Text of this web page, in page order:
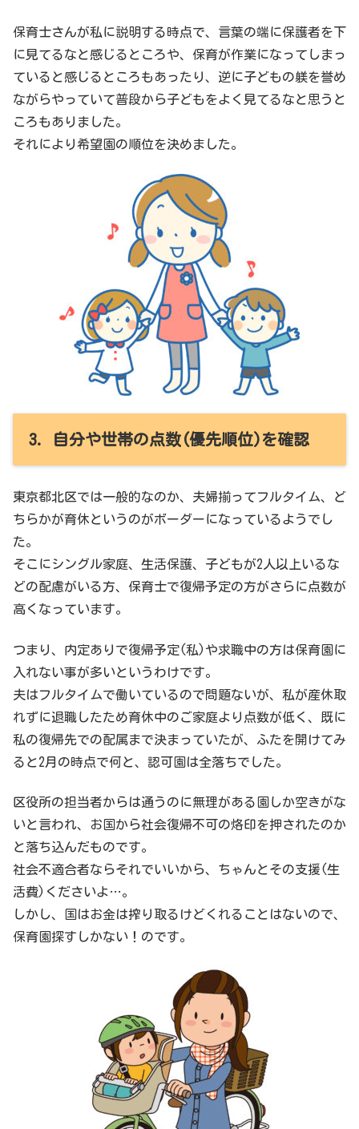
保育士さんが私に説明する時点で、言葉の端に保護者を下
に見てるなと感じるところや、保育が作業になってしまっ
ていると感じるところもあったり、逆に子どもの躾を誉め
ながらやっていて普段から子どもをよく見てるなと思うと
ころもありました。
それにより希望園の順位を決めました。
3. 自分や世帯の点数(優先順位)を確認
東京都北区では一般的なのか、夫婦揃ってフルタイム、ど
ちらかが育休というのがボーダーになっているようでし
た。
そこにシングル家庭、生活保護、子どもが2人以上いるな
どの配慮がいる方、保育士で復帰予定の方がさらに点数が
高くなっています。
つまり、内定ありで復帰予定(私)や求職中の方は保育園に
入れない事が多いというわけです。
夫はフルタイムで働いているので問題ないが、私が産休取
れずに退職したため育休中のご家庭より点数が低く、既に
私の復帰先での配属まで決まっていたが、ふたを開けてみ
ると2月の時点で何と、認可園は全落ちでした。
区役所の担当者からは通うのに無理がある園しか空きがな
いと言われ、お国から社会復帰不可の烙印を押されたのか
と落ち込んだものです。
社会不適合者ならそれでいいから、ちゃんとその支援(生
活費)くださいよ…。
しかし、国はお金は搾り取るけどくれることはないので、
保育園探すしかない！のです。